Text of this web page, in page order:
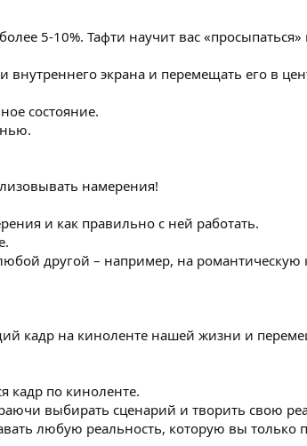
5-10%. Тафти научит вас
экрана и перемещать его в
состояние.
намерения!
и как правильно с ней работать.
другой – например, на
кадр на киноленте нашей жизни и
кадр по киноленте.
выбирать сценарий и творить свою
любую реальность, которую вы только